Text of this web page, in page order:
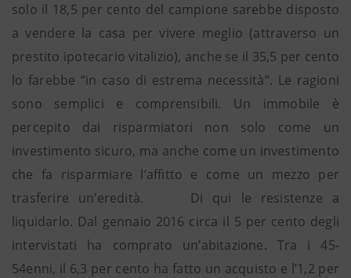
solo il 18,5 per cento del campione sarebbe disposto
a vendere la casa per vivere meglio (attraverso un
prestito ipotecario vitalizio), anche se il 35,5 per cento
lo farebbe “in caso di estrema necessità”. Le ragioni
sono semplici e comprensibili. Un immobile è
percepito dai risparmiatori non solo come un
investimento sicuro, ma anche come un investimento
che fa risparmiare l’affitto e come un mezzo per
trasferire un’eredità. Di qui le resistenze a
liquidarlo. Dal gennaio 2016 circa il 5 per cento degli
intervistati ha comprato un’abitazione. Tra i 45-
54enni, il 6,3 per cento ha fatto un acquisto e l’1,2 per